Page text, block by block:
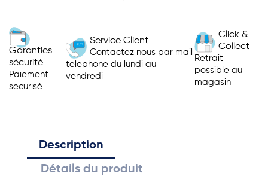
Garanties
sécurité
Paiement
securisé
Service Client
Contactez nous par mail
telephone du lundi au
vendredi
Click &
Collect
Retrait
possible au
magasin
Description
Détails du produit